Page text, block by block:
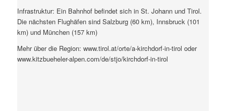
Infrastruktur: Ein Bahnhof befindet sich in St. Johann und Tirol.
Die nächsten Flughäfen sind Salzburg (60 km), Innsbruck (101
km) und München (157 km)
Mehr über die Region: www.tirol.at/orte/a-kirchdorf-in-tirol oder
www.kitzbueheler-alpen.com/de/stjo/kirchdorf-in-tirol